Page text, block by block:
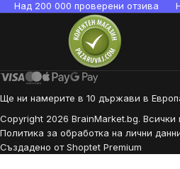
Над 200 000 проверени отзива
Ще ни намерите в 10 държави в
Copyright 2026 BrainMarket.bg. Всички
Политика за обработка на лични
Създадено от Shoptet Premium